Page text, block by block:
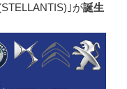
｣が誕生